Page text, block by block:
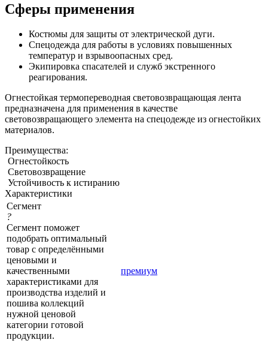
Сферы применения
Костюмы для защиты от электрической дуги.
Спецодежда для работы в условиях повышенных
температур и взрывоопасных сред.
Экипировка спасателей и служб экстренного
реагирования.
Огнестойкая термопереводная световозвращающая лента
предназначена для применения в качестве
световозвращающего элемента на спецодежде из огнестойких
материалов.
Преимущества:
Огнестойкость
Световозвращение
Устойчивость к истиранию
Характеристики
Сегмент
?
Сегмент поможет
подобрать оптимальный
товар с определёнными
ценовыми и
качественными
характеристиками для
производства изделий и
пошива коллекций
нужной ценовой
категории готовой
продукции.
премиум